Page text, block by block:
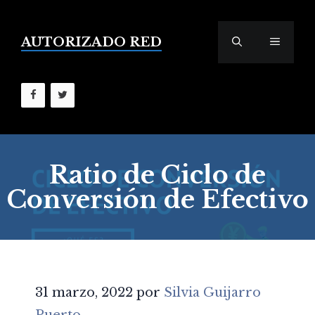
contenido
AUTORIZADO RED MENÚ
Ratio de Ciclo de
Conversión de Efectivo
31 marzo, 2022 por Silvia Guijarro